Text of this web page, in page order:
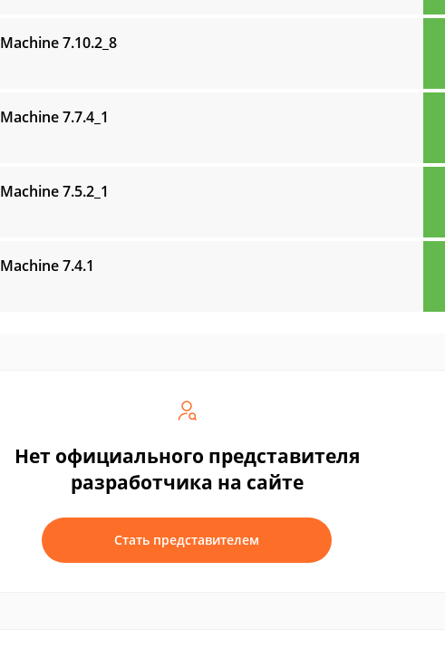
7.10.2_8
7.7.4_1
7.5.2_1
7.4.1
Нет официального представителя
разработчика на сайте
Стать представителем